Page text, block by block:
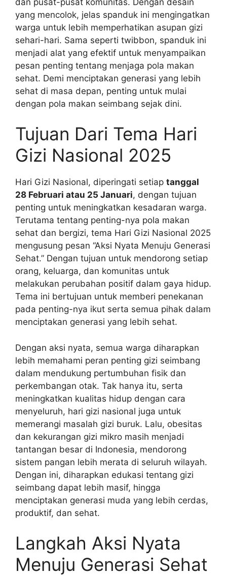
yang mencolok, jelas spanduk ini mengingatkan
warga untuk lebih memperhatikan asupan gizi
sehari-hari. Sama seperti twibbon, spanduk ini
menjadi alat yang efektif untuk menyampaikan
pesan penting tentang menjaga pola makan
sehat. Demi menciptakan generasi yang lebih
sehat di masa depan, penting untuk mulai
dengan pola makan seimbang sejak dini.
Tujuan Dari Tema Hari
Gizi Nasional 2025
Hari Gizi Nasional, diperingati setiap tanggal
28 Februari atau 25 Januari, dengan tujuan
penting untuk meningkatkan kesadaran warga.
Terutama tentang penting-nya pola makan
sehat dan bergizi, tema Hari Gizi Nasional 2025
mengusung pesan “Aksi Nyata Menuju Generasi
Sehat.” Dengan tujuan untuk mendorong setiap
orang, keluarga, dan komunitas untuk
melakukan perubahan positif dalam gaya hidup.
Tema ini bertujuan untuk memberi penekanan
pada penting-nya ikut serta semua pihak dalam
menciptakan generasi yang lebih sehat.
Dengan aksi nyata, semua warga diharapkan
lebih memahami peran penting gizi seimbang
dalam mendukung pertumbuhan fisik dan
perkembangan otak. Tak hanya itu, serta
meningkatkan kualitas hidup dengan cara
menyeluruh, hari gizi nasional juga untuk
memerangi masalah gizi buruk. Lalu, obesitas
dan kekurangan gizi mikro masih menjadi
tantangan besar di Indonesia, mendorong
sistem pangan lebih merata di seluruh wilayah.
Dengan ini, diharapkan edukasi tentang gizi
seimbang dapat lebih masif, hingga
menciptakan generasi muda yang lebih cerdas,
produktif, dan sehat.
Langkah Aksi Nyata
Menuju Generasi Sehat